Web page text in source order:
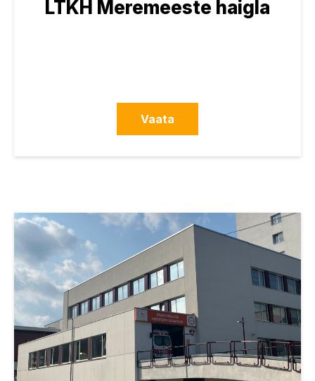
LTKH Meremeeste haigla
Vaata